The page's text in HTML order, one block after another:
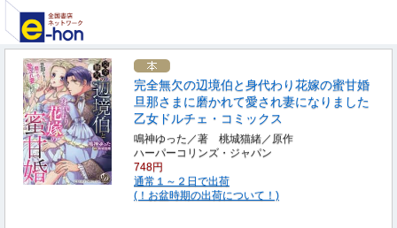
完全無欠の辺境伯と身代わり花嫁の蜜甘婚
旦那さまに磨かれて愛され妻になりました
乙女ドルチェ・コミックス
鳴神ゆった／著 桃城猫緒／原作
ハーパーコリンズ・ジャパン
748円
通常１～２日で出荷
(！お盆時期の出荷について！)